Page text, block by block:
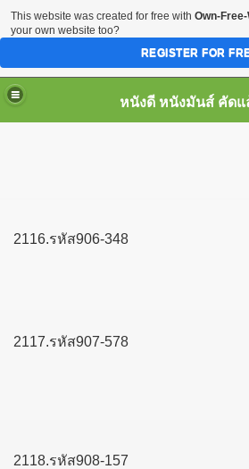
2116.รหัส906-348
2117.รหัส907-578
2118.รหัส908-157
This website was created for free with Own-
your own website too?
REGISTER FOR